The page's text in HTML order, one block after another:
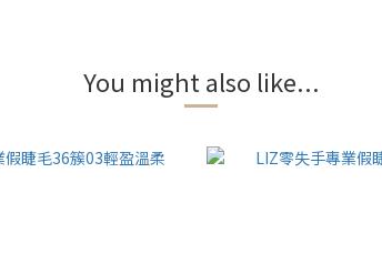
You might also like...